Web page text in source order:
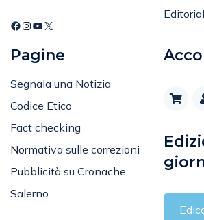
Pagine
Segnala una Notizia
Codice Etico
Fact checking
Normativa sulle correzioni
Pubblicità su Cronache
Salerno